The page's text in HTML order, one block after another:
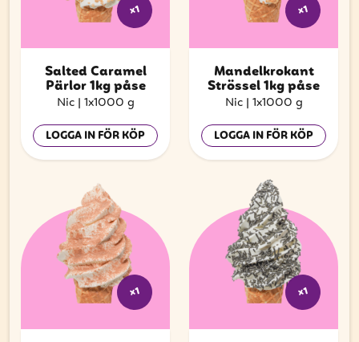
x1
Salted Caramel
Pärlor 1kg påse
Nic | 1x1000 g
LOGGA IN FÖR KÖP
x1
Mandelkrokant
Strössel 1kg påse
Nic | 1x1000 g
LOGGA IN FÖR KÖP
x1 x1